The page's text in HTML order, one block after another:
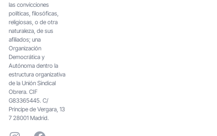
las convicciones
políticas, filosóficas,
religiosas, o de otra
naturaleza, de sus
afiliados; una
Organización
Democrática y
Autónoma dentro la
estructura organizativa
de la Unión Sindical
Obrera. CIF
G83365445. C/
Principe de Vergara, 13
7 28001 Madrid.